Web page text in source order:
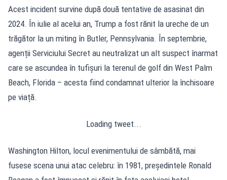
Acest incident survine după două tentative de asasinat din
2024. În iulie al acelui an, Trump a fost rănit la ureche de un
trăgător la un miting în Butler, Pennsylvania. În septembrie,
agenții Serviciului Secret au neutralizat un alt suspect înarmat
care se ascundea în tufișuri la terenul de golf din West Palm
Beach, Florida – acesta fiind condamnat ulterior la închisoare
pe viață.
Loading tweet...
Washington Hilton, locul evenimentului de sâmbătă, mai
fusese scena unui atac celebru: în 1981, președintele Ronald